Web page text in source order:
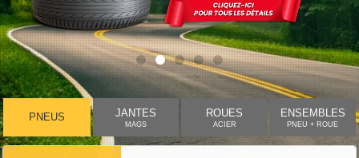
PNEUS JANTES
MAGS
ROUES
ACIER
ENSEMBLES
PNEU + ROUE